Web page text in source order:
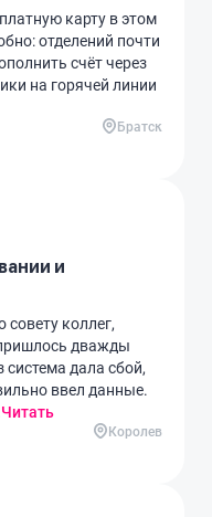
карту в этом
отделений почти
счёт через
на горячей линии
Братск
и
коллег,
дважды
система дала сбой,
ввел данные.
Читать
Королев